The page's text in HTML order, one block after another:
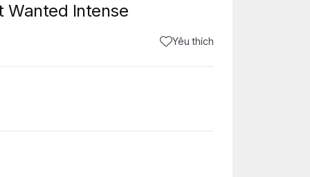
Wanted Intense
Yêu thích